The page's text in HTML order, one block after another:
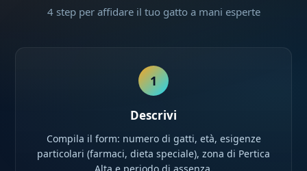
4 step per affidare il tuo gatto a mani esperte
1
Descrivi
Compila il form: numero di gatti, età, esigenze
particolari (farmaci, dieta speciale), zona di Pertica
Alta e periodo di assenza.